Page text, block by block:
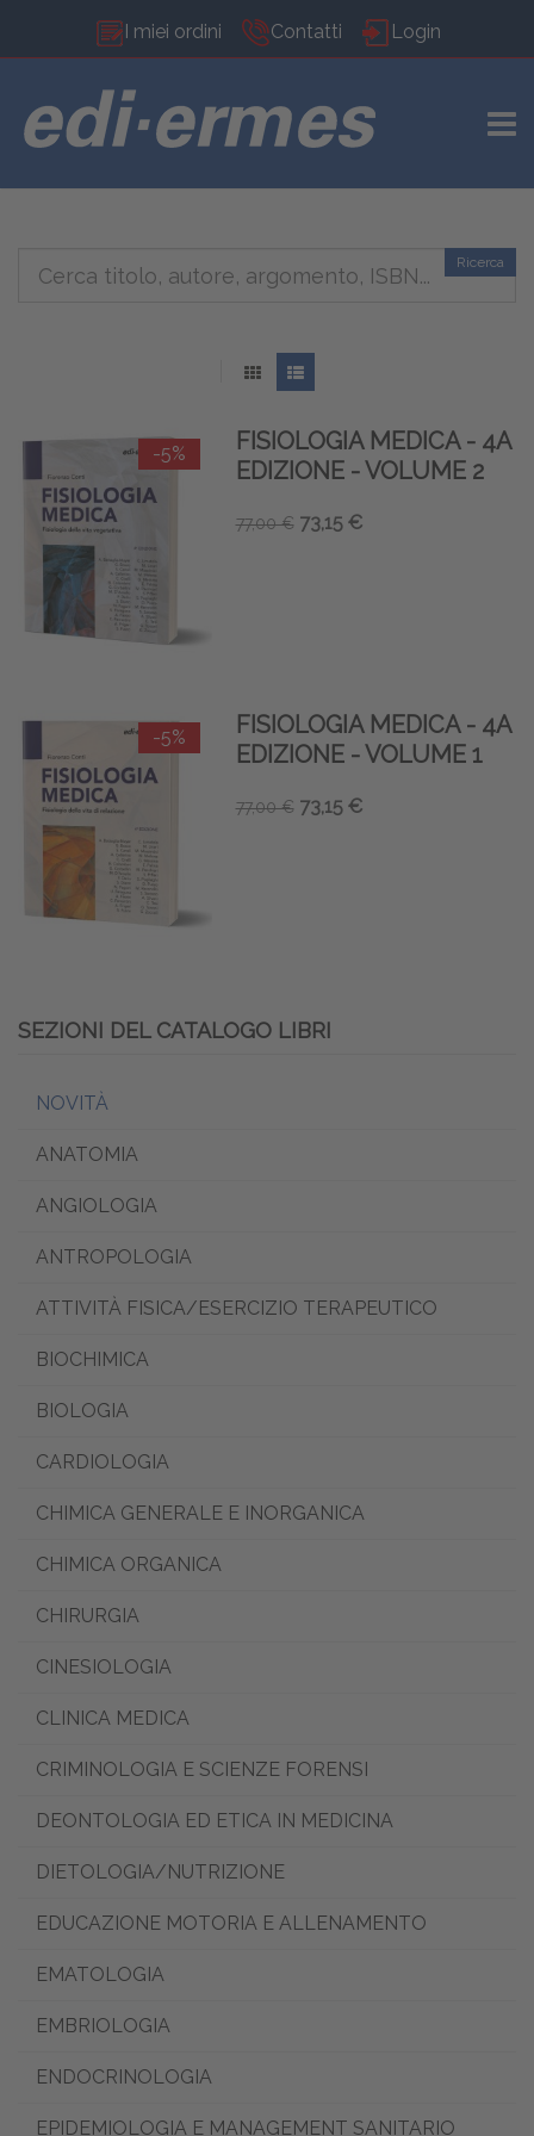
I miei ordini Contatti Login
Ricerca
-5%
FISIOLOGIA MEDICA - 4A
EDIZIONE - VOLUME 2
77,00 € 73,15 €
-5%
FISIOLOGIA MEDICA - 4A
EDIZIONE - VOLUME 1
77,00 € 73,15 €
SEZIONI DEL CATALOGO LIBRI
NOVITÀ
ANATOMIA
ANGIOLOGIA
ANTROPOLOGIA
ATTIVITÀ FISICA/ESERCIZIO TERAPEUTICO
BIOCHIMICA
BIOLOGIA
CARDIOLOGIA
CHIMICA GENERALE E INORGANICA
CHIMICA ORGANICA
CHIRURGIA
CINESIOLOGIA
CLINICA MEDICA
CRIMINOLOGIA E SCIENZE FORENSI
DEONTOLOGIA ED ETICA IN MEDICINA
DIETOLOGIA/NUTRIZIONE
EDUCAZIONE MOTORIA E ALLENAMENTO
EMATOLOGIA
EMBRIOLOGIA
ENDOCRINOLOGIA
EPIDEMIOLOGIA E MANAGEMENT SANITARIO